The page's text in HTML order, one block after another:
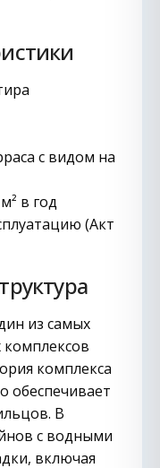
с видом на
в год
(Акт
из самых
комплексов
комплекса
обеспечивает
В
с водными
включая